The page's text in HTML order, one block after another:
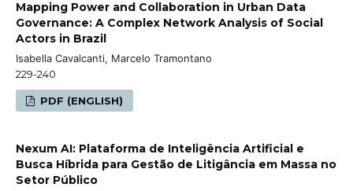
Mapping Power and Collaboration in Urban Data
Governance: A Complex Network Analysis of Social
Actors in Brazil
Isabella Cavalcanti, Marcelo Tramontano
229-240
PDF (ENGLISH)
Nexum AI: Plataforma de Inteligência Artificial e
Busca Híbrida para Gestão de Litigância em Massa no
Setor Público